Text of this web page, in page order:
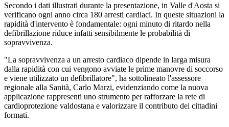
Secondo i dati illustrati durante la presentazione, in Valle d'Aosta si
verificano ogni anno circa 180 arresti cardiaci. In queste situazioni la
rapidità d'intervento è fondamentale: ogni minuto di ritardo nella
defibrillazione riduce infatti sensibilmente le probabilità di
sopravvivenza.
"La sopravvivenza a un arresto cardiaco dipende in larga misura
dalla rapidità con cui vengono avviate le prime manovre di soccorso
e viene utilizzato un defibrillatore", ha sottolineato l'assessore
regionale alla Sanità, Carlo Marzi, evidenziando come la nuova
applicazione rappresenti uno strumento per rafforzare la rete di
cardioprotezione valdostana e valorizzare il contributo dei cittadini
formati.